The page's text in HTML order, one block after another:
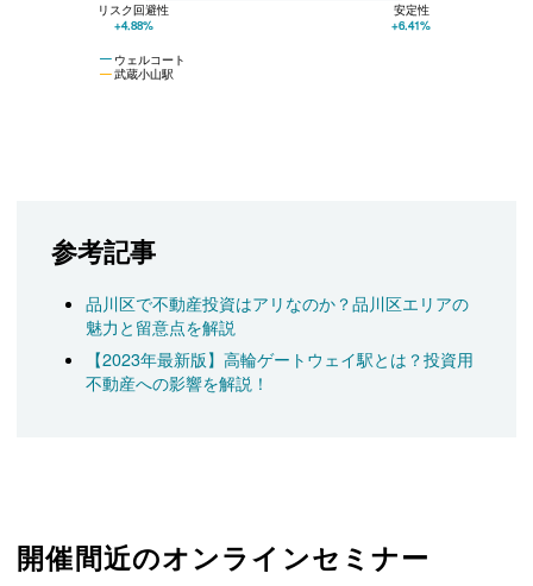
ウェルコート
武蔵小山駅
リスク回避性
+4.88%
安定性
+6.41%
参考記事
品川区で不動産投資はアリなのか？品川区エリアの
魅力と留意点を解説
【2023年最新版】高輪ゲートウェイ駅とは？投資用
不動産への影響を解説！
開催間近のオンラインセミナー